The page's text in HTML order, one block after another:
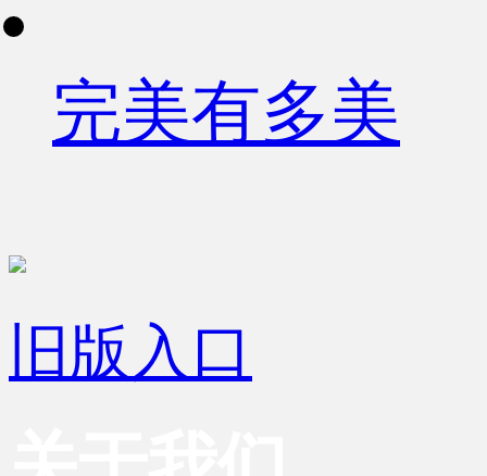
完美有多美
旧版入口